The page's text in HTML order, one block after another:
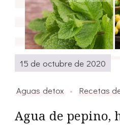
15 de octubre de 2020
Aguas detox Recetas
Agua de pepino,